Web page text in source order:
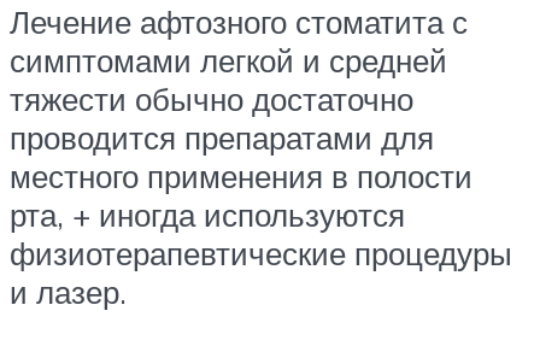
Лечение афтозного стоматита с
симптомами легкой и средней
тяжести обычно достаточно
проводится препаратами для
местного применения в полости
рта, + иногда используются
физиотерапевтические процедуры
и лазер.